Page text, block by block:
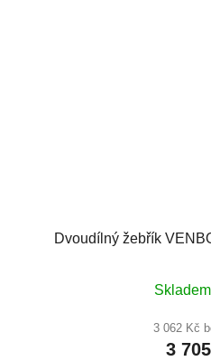
Dvoudílný žebřík
Skladem
3 062 Kč
3